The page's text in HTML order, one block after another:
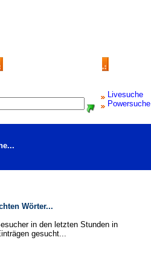
Livesuche
Powersuche
Wörter...
in den letzten Stunden in
gesucht...